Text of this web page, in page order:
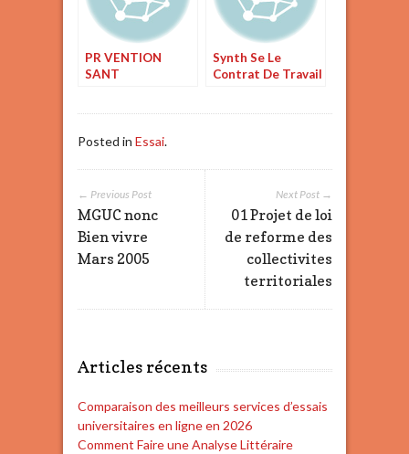
PR VENTION
SANT
Synth Se Le
Contrat De Travail
Posted in Essai.
Next Post →
01 Projet de loi
de reforme des
collectivites
territoriales
← Previous Post
MGUC nonc
Bien vivre
Mars 2005
Articles récents
Comparaison des meilleurs services d’essais
universitaires en ligne en 2026
Comment Faire une Analyse Littéraire